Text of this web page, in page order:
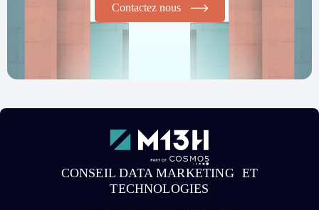
Contactez nous
CONSEIL DATA MARKETING ET
TECHNOLOGIES